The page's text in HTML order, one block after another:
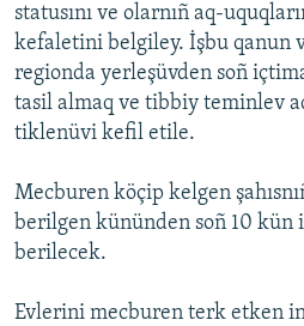
RFE/RS bütün saytları
statusını ve olarnıñ aq-
kefaletini belgiley. İşbu qanun
regionda yerleşüvden soñ
tasil almaq ve tibbiy teminlev
tiklenüvi kefil etile.
Mecburen köçip kelgen
berilgen kününden soñ 10 kün
berilecek.
Evlerini mecburen terk etken